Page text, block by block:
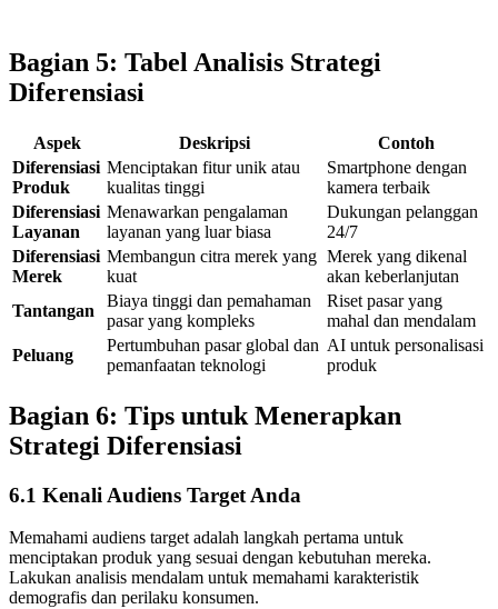
Bagian 5: Tabel Analisis Strategi
Diferensiasi
Aspek Deskripsi
Contoh
Diferensiasi
Produk
Menciptakan fitur unik atau
kualitas tinggi
Smartphone dengan
kamera terbaik
Diferensiasi
Layanan
Menawarkan pengalaman
layanan yang luar biasa
Dukungan pelanggan
24/7
Diferensiasi
Merek
Membangun citra merek yang
kuat
Merek yang dikenal
akan keberlanjutan
Tantangan
Biaya tinggi dan pemahaman
pasar yang kompleks
Riset pasar yang
mahal dan mendalam
Peluang
Pertumbuhan pasar global dan
pemanfaatan teknologi
AI untuk personalisasi
produk
Bagian 6: Tips untuk Menerapkan
Strategi Diferensiasi
6.1 Kenali Audiens Target Anda
Memahami audiens target adalah langkah pertama untuk
menciptakan produk yang sesuai dengan kebutuhan mereka.
Lakukan analisis mendalam untuk memahami karakteristik
demografis dan perilaku konsumen.